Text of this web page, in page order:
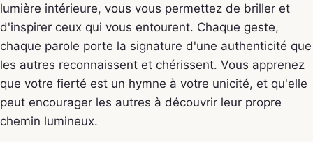
lumière intérieure, vous vous permettez de briller et
d'inspirer ceux qui vous entourent. Chaque geste,
chaque parole porte la signature d'une authenticité que
les autres reconnaissent et chérissent. Vous apprenez
que votre fierté est un hymne à votre unicité, et qu'elle
peut encourager les autres à découvrir leur propre
chemin lumineux.